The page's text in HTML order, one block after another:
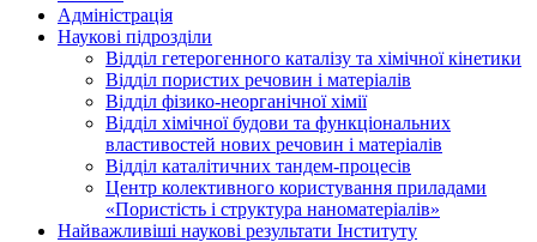
Адміністрація
Наукові підрозділи
Відділ гетерогенного каталізу та хімічної кінетики
Відділ пористих речовин і матеріалів
Відділ фізико-неорганічної хімії
Відділ хімічної будови та функціональних
властивостей нових речовин і матеріалів
Відділ каталітичних тандем-процесів
Центр колективного користування приладами
«Пористість і структура наноматеріалів»
Найважливіші наукові результати Інституту